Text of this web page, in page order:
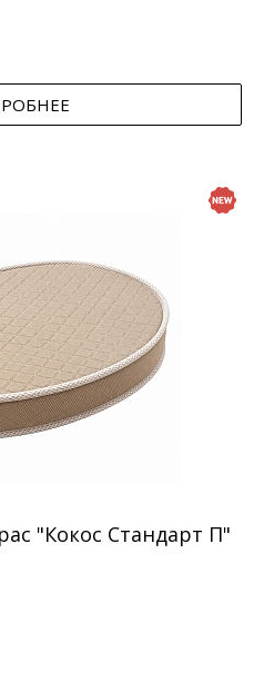
"Кокос Стандарт П"